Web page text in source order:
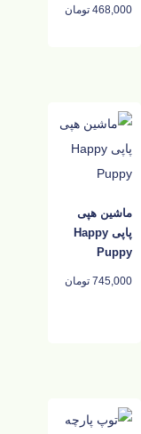
468,000 تومان
ماشین هپی
پاپی Happy
Puppy
745,000 تومان